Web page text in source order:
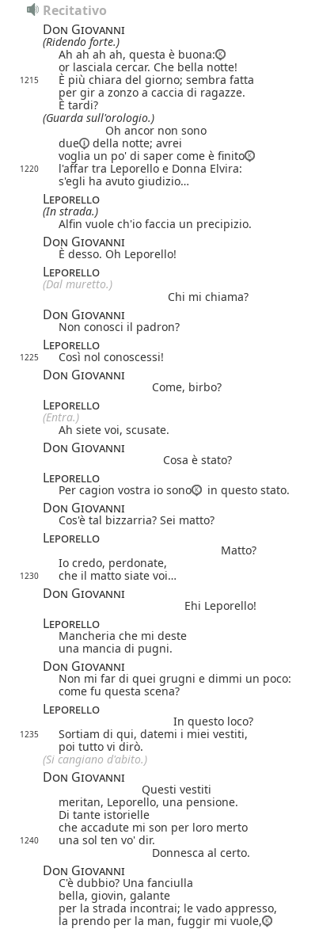
Recitativo
Don Giovanni
(Ridendo forte.)
Ah ah ah ah, questa è buona:
or lasciala cercar. Che bella notte!
1215 È più chiara del giorno; sembra fatta
per gir a zonzo a caccia di ragazze.
È tardi?
(Guarda sull'orologio.)
Oh ancor non sono
due
della notte; avrei
voglia un po' di saper come è finito
1220 l'affar tra Leporello e Donna Elvira:
s'egli ha avuto giudizio…
Leporello
(In strada.)
Alfin vuole ch'io faccia un precipizio.
Don Giovanni
È desso. Oh Leporello!
Leporello
(Dal muretto.)
Chi mi chiama?
Don Giovanni
Non conosci il padron?
Leporello
1225 Così nol conoscessi!
Don Giovanni
Come, birbo?
Leporello
(Entra.)
Ah siete voi, scusate.
Don Giovanni
Cosa è stato?
Leporello
Per cagion vostra io sono in questo stato.
Don Giovanni
Cos'è tal bizzarria? Sei matto?
Leporello
Matto?
Io credo, perdonate,
1230 che il matto siate voi…
Don Giovanni
Ehi Leporello!
Leporello
Mancheria che mi deste
una mancia di pugni.
Don Giovanni
Non mi far di quei grugni e dimmi un poco:
come fu questa scena?
Leporello
In questo loco?
1235 Sortiam di qui, datemi i miei vestiti,
poi tutto vi dirò.
(Si cangiano d'abito.)
Don Giovanni
Questi vestiti
meritan, Leporello, una pensione.
Di tante istorielle
che accadute mi son per loro merto
1240 una sol ten vo' dir.
Donnesca al certo.
Don Giovanni
C'è dubbio? Una fanciulla
bella, giovin, galante
per la strada incontrai; le vado appresso,
la prendo per la man, fuggir mi vuole,